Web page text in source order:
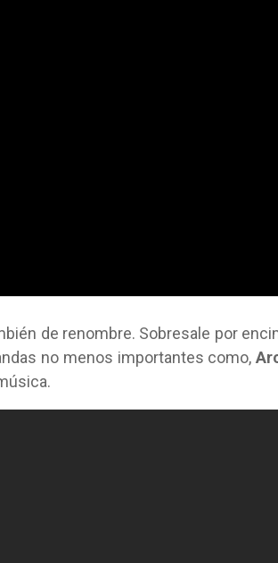
de renombre. Sobresale por
no menos importantes como,